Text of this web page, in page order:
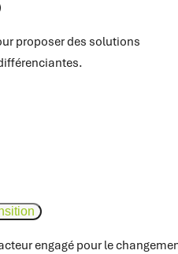
proposer des solutions
engagé pour le